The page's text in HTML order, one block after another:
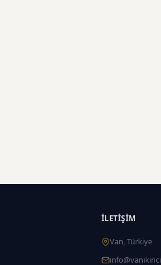
İLETIŞIM
Van, Türkiye